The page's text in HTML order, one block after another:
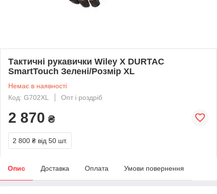
Тактичні рукавички Wiley X DURTAC
SmartTouch Зелені/Розмір XL
Немає в наявності
Код: G702XL
Опт і роздріб
2 870 ₴
2 800 ₴ від 50 шт.
Опис Доставка Оплата Умови повернення